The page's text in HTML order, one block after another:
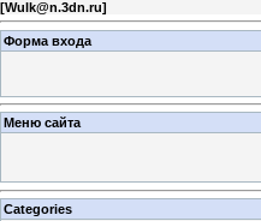
[Wulk@n.3dn.ru]
Форма входа
Меню сайта
Categories